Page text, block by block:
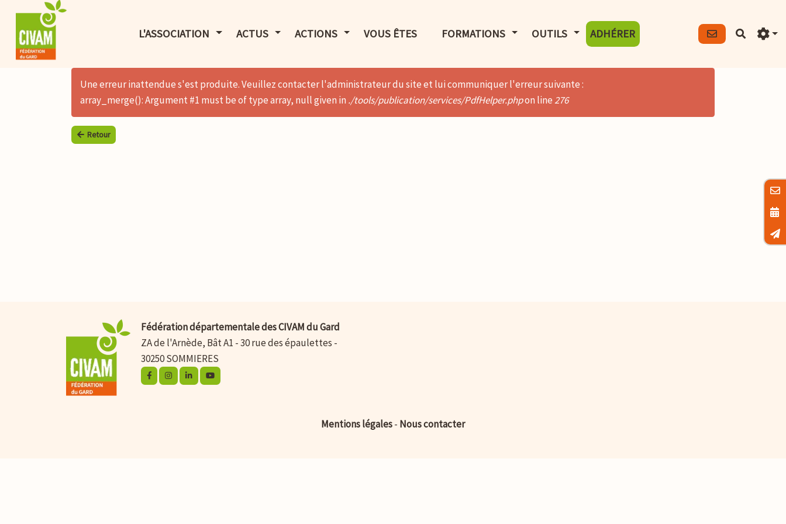
L'ASSOCIATION AFFICHER LE MENU
ACTUS AFFICHER LE MENU
ACTIONS AFFICHER LE MENU
VOUS ÊTES FORMATIONS AFFICHER LE MENU
OUTILS AFFICHER LE MENU
ADHÉRER
Une erreur inattendue s'est produite. Veuillez contacter l'administrateur du site et lui communiquer l'erreur suivante :
array_merge(): Argument #1 must be of type array, null given in ./tools/publication/services/PdfHelper.phpon line276
Retour
Fédération départementale des CIVAM du Gard
ZA de l'Arnède, Bât A1 - 30 rue des épaulettes -
30250 SOMMIERES
Mentions légales- Nous contacter